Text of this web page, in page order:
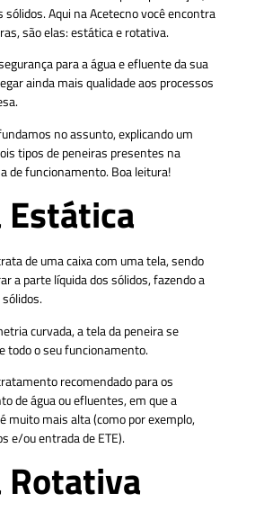
sólidos. Aqui na Acetecno você encontra
são elas: estática e rotativa.
para a água e efluente da sua
ainda mais qualidade aos processos
no assunto, explicando um
tipos de peneiras presentes na
de funcionamento. Boa leitura!
Estática
de uma caixa com uma tela, sendo
a parte líquida dos sólidos, fazendo a
curvada, a tela da peneira se
todo o seu funcionamento.
recomendado para os
de água ou efluentes, em que a
muito mais alta (como por exemplo,
e/ou entrada de ETE).
Rotativa